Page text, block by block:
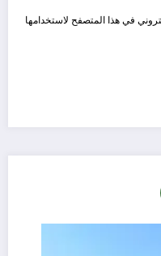
في هذا المتصفح لاستخدامها